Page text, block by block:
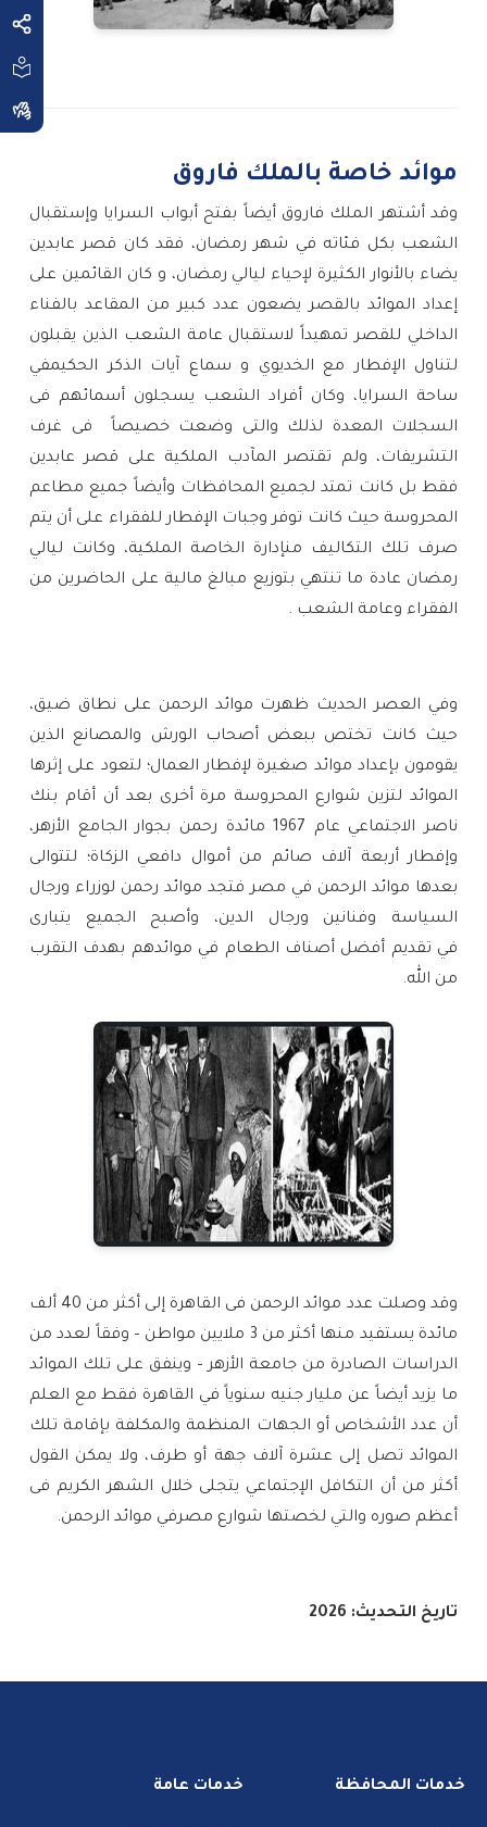
موائد خاصة بالملك فاروق
وقد أشتهر الملك فاروق أيضاً بفتح أبواب السرايا وإستقبال
الشعب بكل فئاته في شهر رمضان، فقد كان‏ ‏قصر‏ ‏عابدين‏
‏يضاء‏ ‏بالأنوار‏ ‏الكثيرة‏ ‏لإحياء‏ ‏ليالي‏ ‏رمضان‏، ‏و كان القائمين على
إعداد الموائد بالقصر يضعون عدد كبير من المقاعد بالفناء
الداخلي‏ ‏للقصر‏ ‏تمهيداً لاستقبال عامة الشعب ‏الذين‏ ‏يقبلون‏
‏لتناول الإفطار مع الخديوي و سماع‏ ‏آيات‏ ‏الذكر‏ ‏الحكيم‏في
ساحة السرايا، ‏وكان أفراد الشعب يسجلون أسمائهم فى
السجلات المعدة لذلك والتى وضعت خصيصاً
فى غرف
التشريفات، ولم تقتصر المآدب الملكية على قصر عابدين
فقط بل كانت تمتد لجميع المحافظات وأيضاً جميع مطاعم
المحروسة حيث كانت توفر وجبات الإفطار للفقراء على أن يتم
صرف تلك التكاليف من‏إدارة‏ ‏الخاصة‏ ‏الملكية‏، وكانت ليالي
رمضان عادة ما تنتهي بتوزيع مبالغ مالية على الحاضرين من
الفقراء وعامة الشعب .‏
وفي العصر الحديث ظهرت موائد الرحمن على نطاق ضيق،
حيث كانت تختص ببعض أصحاب الورش والمصانع الذين
يقومون بإعداد موائد صغيرة لإفطار العمال؛ لتعود على إثرها
الموائد لتزين شوارع المحروسة مرة أخرى بعد أن أقام بنك
ناصر الاجتماعي عام 1967 مائدة رحمن بجوار الجامع الأزهر،
وإفطار أربعة آلاف صائم من أموال دافعي الزكاة؛ لتتوالى
بعدها موائد الرحمن في مصر فتجد موائد رحمن لوزراء ورجال
السياسة وفنانين ورجال الدين، وأصبح الجميع يتبارى
في تقديم أفضل أصناف الطعام في موائدهم بهدف التقرب
من الله.
وقد وصلت عدد موائد الرحمن فى القاهرة إلى أكثر من 40 ألف
مائدة يستفيد منها أكثر من 3 ملايين مواطن – وفقاً لعدد من
الدراسات الصادرة من جامعة الأزهر – وينفق على تلك الموائد
ما يزيد أيضاً عن مليار جنيه سنوياً في القاهرة فقط مع العلم
أن عدد الأشخاص أو الجهات المنظمة والمكلفة بإقامة تلك
الموائد تصل إلى عشرة آلاف جهة أو طرف، ولا يمكن القول
أكثر من أن التكافل الإجتماعي يتجلى خلال الشهر الكريم فى
أعظم صوره والتي لخصتها شوارع مصرفي موائد الرحمن.
تاريخ التحديث: 2026
خدمات المحافظة خدمات عامة